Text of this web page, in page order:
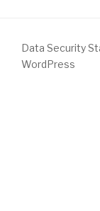
Data Security
WordPress